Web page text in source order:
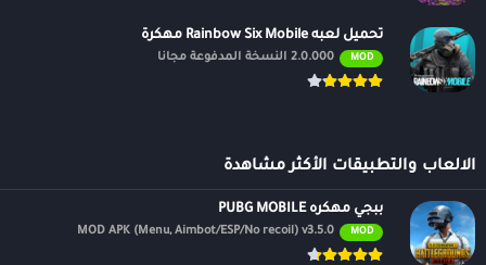
طرنيب سوري 41
عند توزيع الأوراق يتم قلب أخر ورقة من أوراق الموزع ويكون نوع الطرنيب
هو النوع الآخر من نفس لون الورقة (مثلاً إذا كان نوع الورقة هو كبة، يكون
نوع الطرنيب ديناري، وإذا كان نوع الورقة بستوني، يكون الطرنيب سنك /
سباتي).
تحميل لعبه Rainbow Six Mobile مهكرة
MOD 2.0.000 النسخة المدفوعة مجانًا
الالعاب والتطبيقات الأكثر مشاهدة
ببجي مهكره PUBG MOBILE
MOD
MOD APK (Menu, Aimbot/ESP/No recoil) v3.5.0